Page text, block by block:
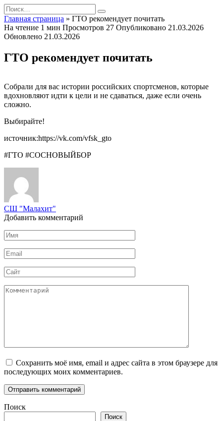
Перейти
к
содержанию
Search
for:
Главная страница » ГТО рекомендует почитать
На чтение 1 мин Просмотров 27 Опубликовано 21.03.2026
Обновлено 21.03.2026
ГТО рекомендует почитать
Собрали для вас истории российских спортсменов, которые
вдохновляют идти к цели и не сдаваться, даже если очень
сложно.
Выбирайте!
источник:https://vk.com/vfsk_gto
#ГТО #СОСНОВЫЙБОР
СШ "Малахит"
Добавить комментарий
Имя
*
Email
*
Сайт
Комментарий
Сохранить моё имя, email и адрес сайта в этом браузере для
последующих моих комментариев.
Поиск
Поиск